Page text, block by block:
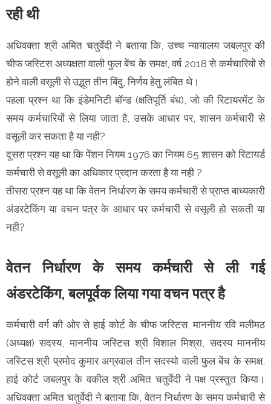
रही थी
अधिवक्ता श्री अमित चतुर्वेदी ने बताया कि, उच्च न्यायालय जबलपुर की
चीफ जस्टिस अध्यक्षता वाली फुल बेंच के समक्ष, वर्ष 2018 से कर्मचारियों से
होने वाली वसूली से उद्भूत तीन बिंदु, निर्णय हेतु लंबित थे।
पहला प्रश्न था कि इंडेमनिटी बॉन्ड (क्षतिपूर्ति बंध), जो की रिटायरमेंट के
समय कर्मचारियों से लिया जाता है, उसके आधार पर, शासन कर्मचारी से
वसूली कर सकता है या नही?
दूसरा प्रश्न यह था कि पेंशन नियम 1976 का नियम 65 शासन को रिटायर्ड
कर्मचारी से वसूली का अधिकार प्रदान करता है या नही ?
तीसरा प्रश्न यह था कि वेतन निर्धारण के समय कर्मचारी से प्राप्त बाध्यकारी
अंडरटेकिंग या वचन पत्र के आधार पर कर्मचारी से वसूली हो सकती या
नही?
वेतन निर्धारण के समय कर्मचारी से ली गई
अंडरटेकिंग, बलपूर्वक लिया गया वचन पत्र है
कर्मचारी वर्ग की ओर से हाई कोर्ट के चीफ जस्टिस, माननीय रवि मलीमठ
(अध्यक्ष) सदस्य, माननीय जस्टिस श्री विशाल मिश्रा, सदस्य माननीय
जस्टिस श्री प्रमोद कुमार अग्रवाल तीन सदस्यो वाली फुल बेंच के समक्ष,
हाई कोर्ट जबलपुर के वकील श्री अमित चतुर्वेदी ने पक्ष प्रस्तुत किया।
अधिवक्ता अमित चतुर्वेदी ने बताया कि, वेतन निर्धारण के समय कर्मचारी से